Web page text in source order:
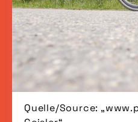
Quelle/Source: